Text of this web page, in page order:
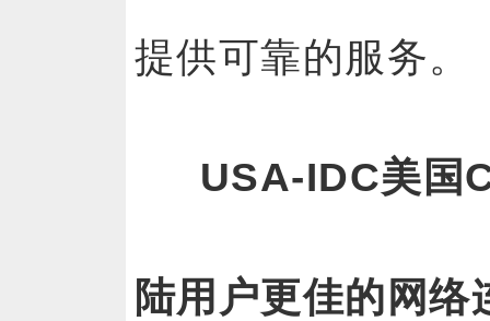
提供可靠的服务。
USA-IDC美国
陆用户更佳的网